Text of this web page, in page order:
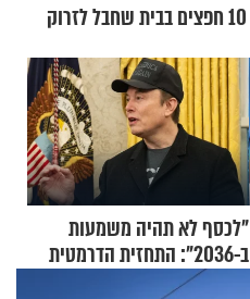
מפקקי שעם ועד קרטוני ביצים: 10 חפצים בבית שחבל לזרוק
"לכסף לא תהיה משמעות
ב-2036": התחזית הדרמטית
של אילון מאסק על עתיד